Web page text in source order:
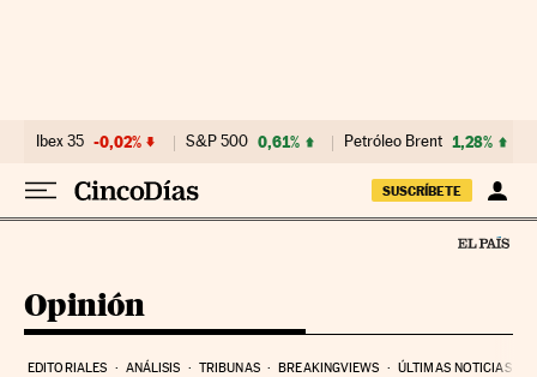
Ibex 35 -0,02% S&P 500 0,61% Petróleo Brent 1,28%
SUSCRÍBETE
Opinión
EDITORIALES ANÁLISIS TRIBUNAS BREAKINGVIEWS ÚLTIMAS NOTICIAS